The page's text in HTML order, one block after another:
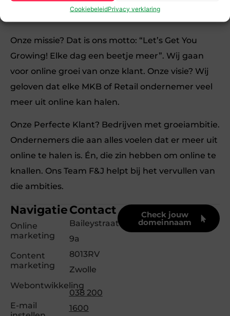
CookiebeleidPrivacy verklaring
Onze missie? Dat is ons motto: “Let’s Get You
Growing! Elke dag een beetje meer”. Wij gaan
voor online groei van onze klant. Onze visie? Wij
geloven dat elke MKB of Retail ondernemer veel
meer uit online kan halen.
Onze Perfecte Klant? Bedrijven met groeiambitie.
Ondernemers die aan alles voelen dat er meer uit
online te halen is. Én, die zin hebben om online te
knallen. Ons Team F&J helpt bij het vervullen van
die ambities.
Navigatie
Online
marketing
Content
marketing
Webontwikkeling
E-mail
Contact
Baileystraat
9a
8013RV
Zwolle
038 200
1600
Check jouw
domeinnaam